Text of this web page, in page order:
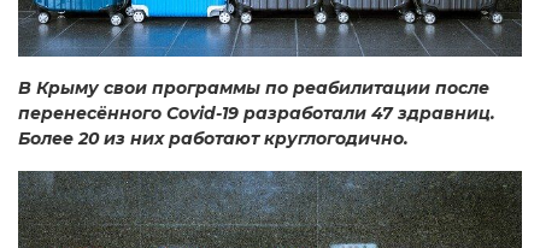
В Крыму свои программы по реабилитации после
перенесённого Covid-19 разработали 47 здравниц.
Более 20 из них работают круглогодично.